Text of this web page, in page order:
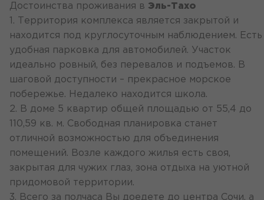
Достоинства проживания в Эль-Тахо
1. Территория комплекса является закрытой и
находится под круглосуточным наблюдением. Есть
удобная парковка для автомобилей. Участок
идеально ровный, без перевалов и подъемов. В
шаговой доступности – прекрасное морское
побережье. Недалеко находится школа.
2. В доме 5 квартир общей площадью от 55,4 до
110,59 кв. м. Свободная планировка станет
отличной возможностью для объединения
помещений. Возле каждого жилья есть своя,
закрытая для чужих глаз, зона отдыха на уютной
придомовой территории.
3. Всего за полчаса Вы доедете до центра Сочи, а